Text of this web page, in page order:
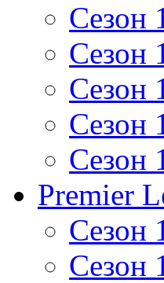
Сезон
Сезон
Сезон
Сезон
Сезон
Premier
Сезон
Сезон